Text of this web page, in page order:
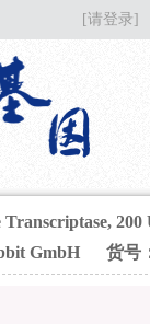
[请登录]
200
GmbH
货号